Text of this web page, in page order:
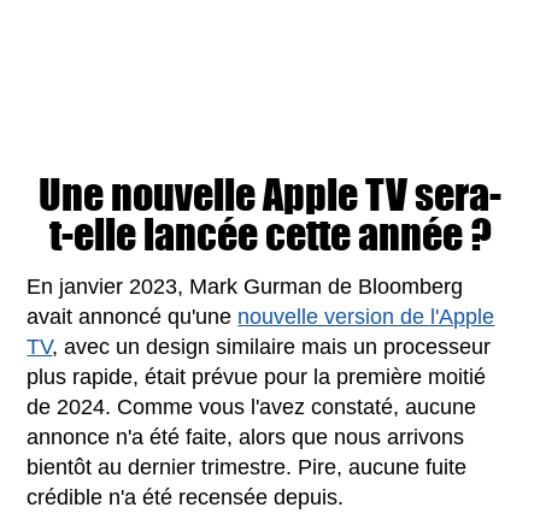
Une nouvelle Apple TV sera-
t-elle lancée cette année ?
En janvier 2023, Mark Gurman de Bloomberg
avait annoncé qu'une nouvelle version de l'Apple
TV, avec un design similaire mais un processeur
plus rapide, était prévue pour la première moitié
de 2024. Comme vous l'avez constaté, aucune
annonce n'a été faite, alors que nous arrivons
bientôt au dernier trimestre. Pire, aucune fuite
crédible n'a été recensée depuis.